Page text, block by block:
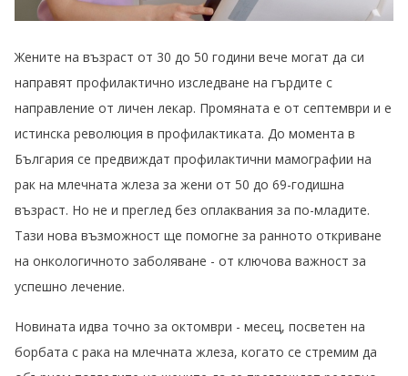
Жените на възраст от 30 до 50 години вече могат да си
направят профилактично изследване на гърдите с
направление от личен лекар. Промяната е от септември и е
истинска революция в профилактиката. До момента в
България се предвиждат профилактични мамографии на
рак на млечната жлеза за жени от 50 до 69-годишна
възраст. Но не и преглед без оплаквания за по-младите.
Тази нова възможност ще помогне за ранното откриване
на онкологичното заболяване - от ключова важност за
успешно лечение.
Новината идва точно за октомври - месец, посветен на
борбата с рака на млечната жлеза, когато се стремим да